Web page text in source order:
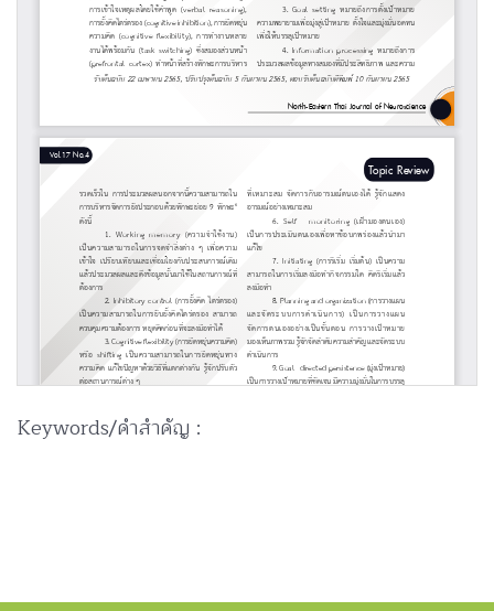
Keywords/คำสำคัญ :